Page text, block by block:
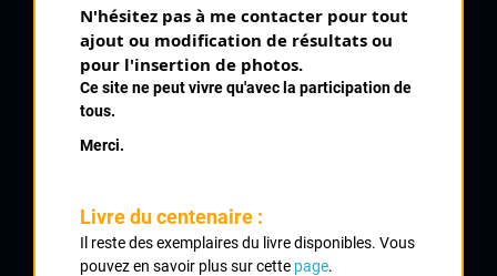
1983 , Pays de Loire
9 Sérandon Cyclosportifs
QUELQUES COUREURS DE LA
MÊME GÉNÉRATION
N'hésitez pas à me contacter pour tout
ajout ou modification de résultats ou
pour l'insertion de photos.
Ce site ne peut vivre qu'avec la participation de
tous.
Merci.
Livre du centenaire :
Il reste des exemplaires du livre disponibles. Vous
pouvez en savoir plus sur cette page.